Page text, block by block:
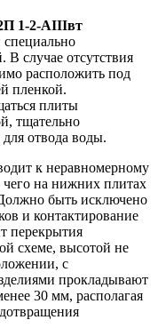
1-2-АIIIвт
специально
случае отсутствия
расположить под
пленкой.
плиты
тщательно
отвода воды.
к неравномерному
чего на нижних плитах
быть исключено
и контактирование
перекрытия
схеме, высотой не
с
прокладывают
30 мм, располагая